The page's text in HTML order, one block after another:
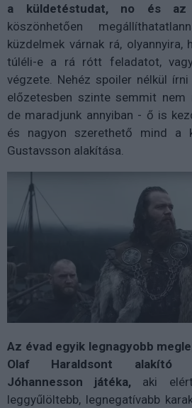
a küldetéstudat, no és az
köszönhetően
küzdelmek várnak rá, olyannyira,
túléli-e a rá rótt feladatot,
végzete. Nehéz spoiler nélkül
előzetesben szinte semmit nem
de maradjunk annyiban - ő is
és nagyon szerethető mind a
Gustavsson alakítása.
Az évad egyik legnagyobb
Olaf Haraldsont alakító
Jóhannesson játéka, aki
leggyűlöltebb, legnegatívabb